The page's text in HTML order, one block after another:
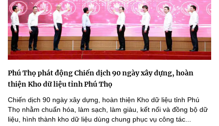
Phú Thọ phát động Chiến dịch 90 ngày xây dựng, hoàn
thiện Kho dữ liệu tỉnh Phú Thọ
Chiến dịch 90 ngày xây dựng, hoàn thiện Kho dữ liệu tỉnh Phú
Thọ nhằm chuẩn hóa, làm sạch, làm giàu, kết nối và đồng bộ dữ
liệu, hình thành kho dữ liệu dùng chung phục vụ công tác...